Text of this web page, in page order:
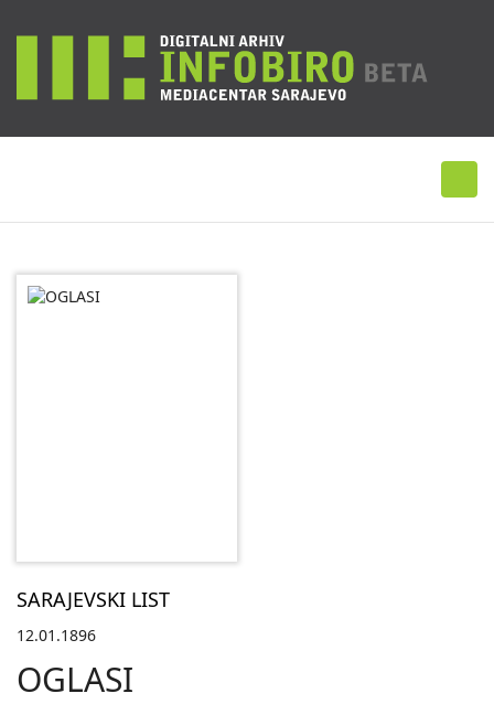
SARAJEVSKI LIST
12.01.1896
OGLASI